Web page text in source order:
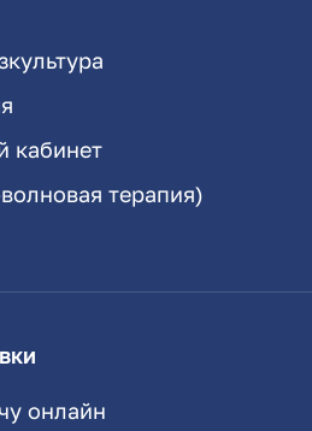
кабинет
терапия)
онлайн